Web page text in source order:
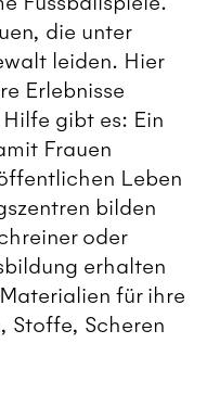
die unter
leiden. Hier
Erlebnisse
gibt es: Ein
Frauen
Leben
bilden
oder
erhalten
für ihre
Stoffe, Scheren